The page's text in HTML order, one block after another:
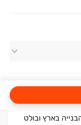
בארץ ובולט